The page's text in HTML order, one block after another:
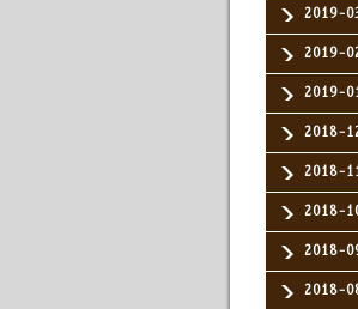
2019-
2019-
2019-
2018-
2018-
2018-
2018-
2018-